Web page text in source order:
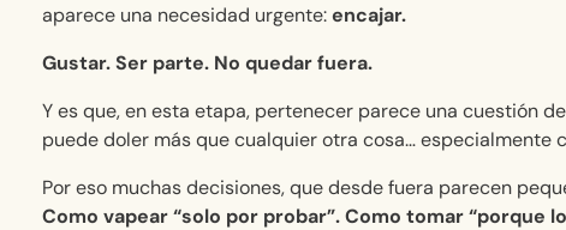
aparece una necesidad urgente:encajar.
Gustar. Ser parte. No quedar fuera.
Y es que, en esta etapa, pertenecer parece una cuestión
puede doler más que cualquier otra cosa… especialmente
Por eso muchas decisiones, que desde fuera parecen
Como vapear “solo por probar”. Como tomar “porque